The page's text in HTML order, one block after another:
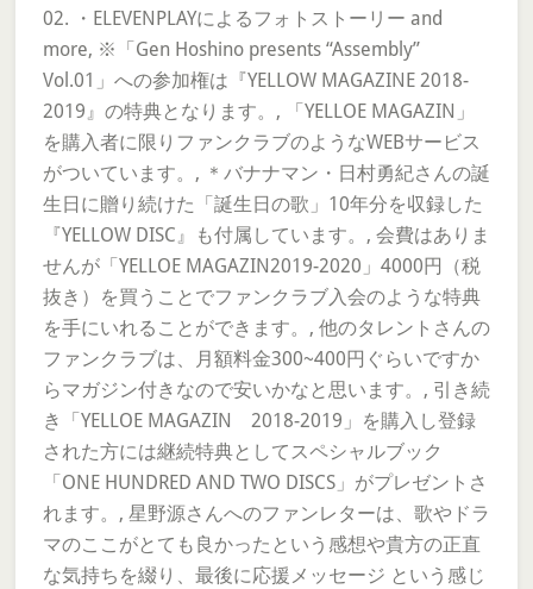
02. ・ELEVENPLAYによるフォトストーリー and
more, ※「Gen Hoshino presents “Assembly”
Vol.01」への参加権は『YELLOW MAGAZINE 2018-
2019』の特典となります。, 「YELLOE MAGAZIN」
を購入者に限りファンクラブのようなWEBサービス
がついています。, ＊バナナマン・日村勇紀さんの誕
生日に贈り続けた「誕生日の歌」10年分を収録した
『YELLOW DISC』も付属しています。, 会費はありま
せんが「YELLOE MAGAZIN2019-2020」4000円（税
抜き）を買うことでファンクラブ入会のような特典
を手にいれることができます。, 他のタレントさんの
ファンクラブは、月額料金300~400円ぐらいですか
らマガジン付きなので安いかなと思います。, 引き続
き「YELLOE MAGAZIN 2018-2019」を購入し登録
された方には継続特典としてスペシャルブック
「ONE HUNDRED AND TWO DISCS」がプレゼントさ
れます。, 星野源さんへのファンレターは、歌やドラ
マのここがとても良かったという感想や貴方の正直
な気持ちを綴り、最後に応援メッセージ という感じ